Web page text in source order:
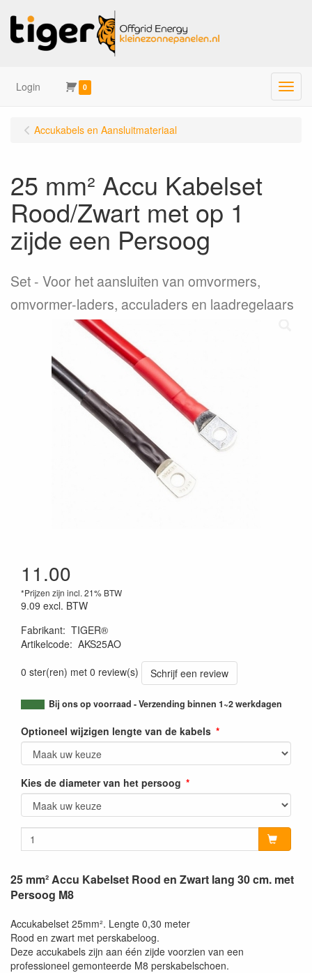
Login 0 Menu
Accukabels en Aansluitmateriaal
25 mm² Accu Kabelset
Rood/Zwart met op 1
zijde een Persoog
Set
Voor het aansluiten van omvormers,
omvormer-laders, acculaders en laadregelaars
11.00
*Prijzen zijn incl. 21% BTW
9.09 excl. BTW
Fabrikant: TIGER®
Artikelcode: AKS25AO
0 ster(ren) met 0 review(s)
Schrijf een review
Bij ons op voorraad - Verzending binnen 1~2 werkdagen
Optioneel wijzigen lengte van de kabels
Kies de diameter van het persoog
25 mm² Accu Kabelset Rood en Zwart lang 30 cm. met
Persoog M8
Accukabelset 25mm². Lengte 0,30 meter
Rood en zwart met perskabeloog.
Deze accukabels zijn aan één zijde voorzien van een
professioneel gemonteerde M8 perskabelschoen.